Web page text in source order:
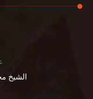
الشيخ